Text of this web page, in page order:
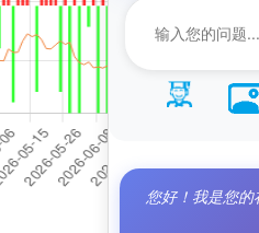
您好！我是您